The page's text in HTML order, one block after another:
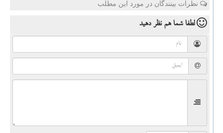
نظرات بینندگان در مورد این مطلب
لطفا شما همنظر دهید